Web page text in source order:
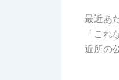
最近あ
「これ
近所の